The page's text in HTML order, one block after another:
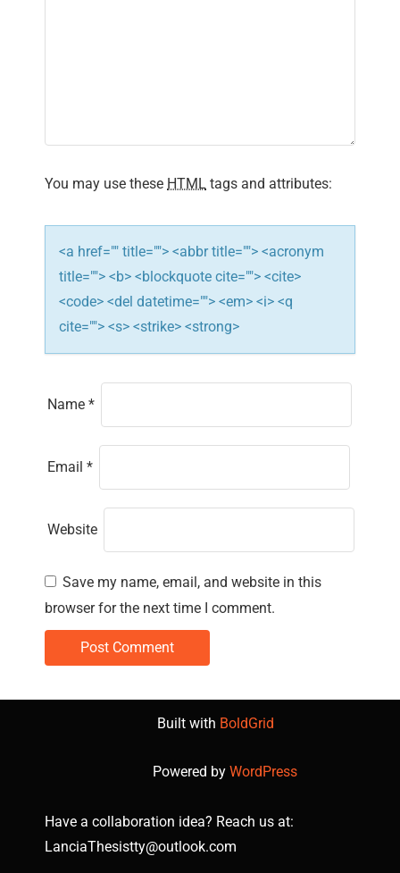
i
o
n
You may use these HTML tags and attributes:
<a href="" title=""> <abbr title=""> <acronym
title=""> <b> <blockquote cite=""> <cite>
<code> <del datetime=""> <em> <i> <q
cite=""> <s> <strike> <strong>
Name *
Email *
Website
Save my name, email, and website in this
browser for the next time I comment.
Built with BoldGrid
Powered by WordPress
Have a collaboration idea? Reach us at:
LanciaThesistty@outlook.com